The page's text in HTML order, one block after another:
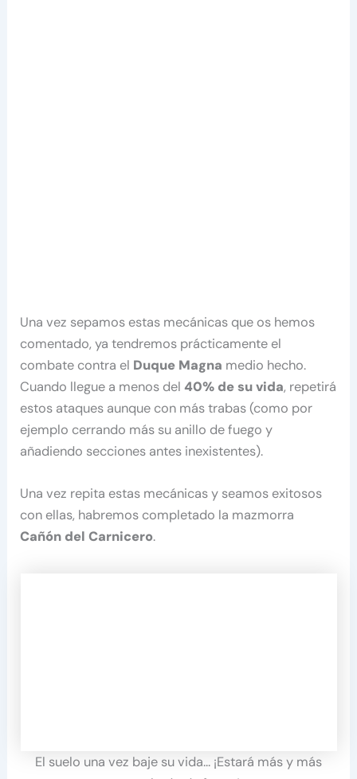
Una vez sepamos estas mecánicas que os hemos
comentado, ya tendremos prácticamente el
combate contra el Duque Magna medio hecho.
Cuando llegue a menos del40% de su vida, repetirá
estos ataques aunque con más trabas (como por
ejemplo cerrando más su anillo de fuego y
añadiendo secciones antes inexistentes).
Una vez repita estas mecánicas y seamos exitosos
con ellas, habremos completado la mazmorra
Cañón del Carnicero.
El suelo una vez baje su vida… ¡Estará más y más